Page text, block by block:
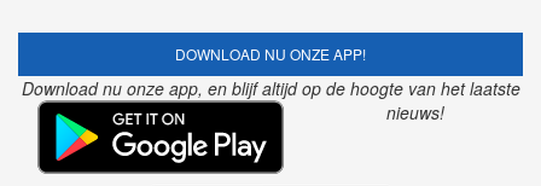
DOWNLOAD NU ONZE APP!
Download nu onze app, en blijf altijd op de hoogte van het laatste
nieuws!